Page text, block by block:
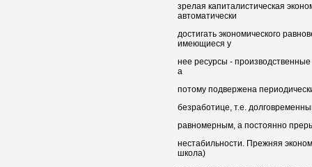
зрелая капиталистическая
автоматически
достигать экономического
имеющиеся у
нее ресурсы -
а
потому подвержена
безработице, т.е.
равномерным, а постоянно
нестабильности. Прежняя
школа)